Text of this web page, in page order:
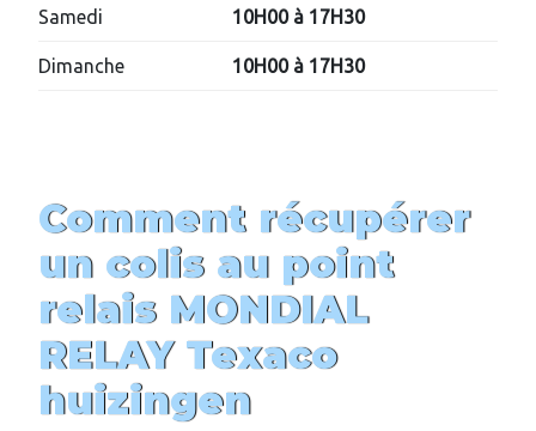
Samedi 10H00 à 17H30
Dimanche 10H00 à 17H30
Comment récupérer
un colis au point
relais MONDIAL
RELAY Texaco
huizingen